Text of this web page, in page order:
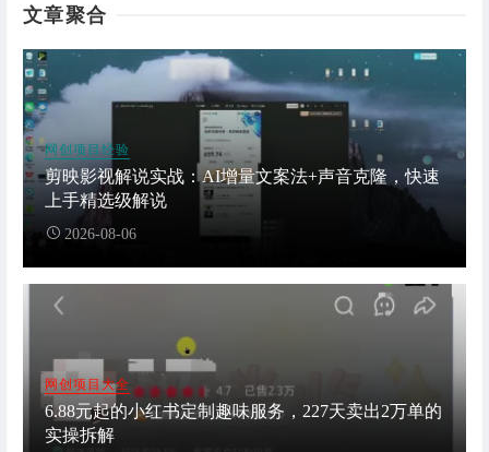
文章聚合
网创项目经验
剪映影视解说实战：AI增量文案法+声音克隆，快速
上手精选级解说
2026-08-06
网创项目大全
6.88元起的小红书定制趣味服务，227天卖出2万单的
实操拆解